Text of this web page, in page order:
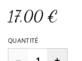
17,00 €
QUANTITÉ